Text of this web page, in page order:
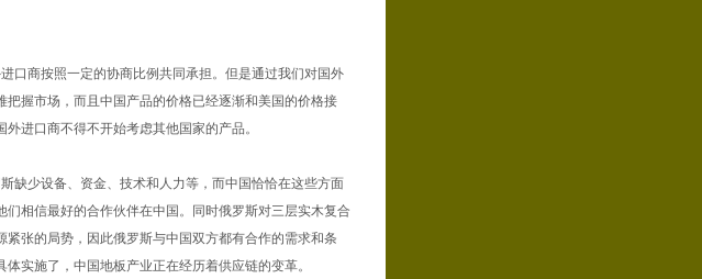
商按照一定的协商比例共同承担。但是通过我们对国外
握市场，而且中国产品的价格已经逐渐和美国的价格接
进口商不得不开始考虑其他国家的产品。
少设备、资金、技术和人力等，而中国恰恰在这些方面
相信最好的合作伙伴在中国。同时俄罗斯对三层实木复合
张的局势，因此俄罗斯与中国双方都有合作的需求和条
实施了，中国地板产业正在经历着供应链的变革。